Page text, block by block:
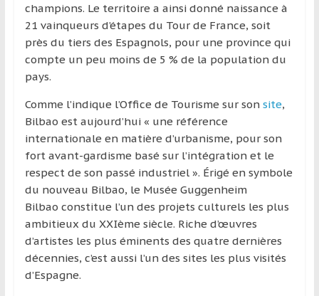
champions. Le territoire a ainsi donné naissance à
21 vainqueurs d’étapes du Tour de France, soit
près du tiers des Espagnols, pour une province qui
compte un peu moins de 5 % de la population du
pays.
Comme l’indique l’Office de Tourisme sur son site,
Bilbao est aujourd’hui « une référence
internationale en matière d’urbanisme, pour son
fort avant-gardisme basé sur l’intégration et le
respect de son passé industriel ». Érigé en symbole
du nouveau Bilbao, le Musée Guggenheim
Bilbao constitue l’un des projets culturels les plus
ambitieux du XXIème siècle. Riche d’œuvres
d’artistes les plus éminents des quatre dernières
décennies, c’est aussi l’un des sites les plus visités
d’Espagne.